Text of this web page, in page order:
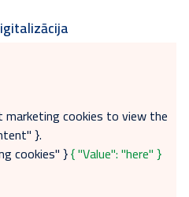
marketing cookies to view the
}.
cookies" }{ "Value": "here" }